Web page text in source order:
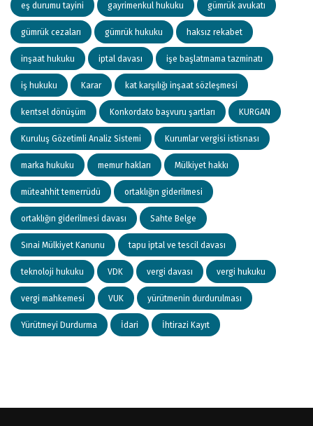
eş durumu tayini gayrimenkul hukuku gümrük avukatı
gümrük cezaları gümrük hukuku haksız rekabet
inşaat hukuku iptal davası işe başlatmama tazminatı
iş hukuku Karar kat karşılığı inşaat sözleşmesi
kentsel dönüşüm Konkordato başvuru şartları KURGAN
Kuruluş Gözetimli Analiz Sistemi Kurumlar vergisi istisnası
marka hukuku memur hakları Mülkiyet hakkı
müteahhit temerrüdü ortaklığın giderilmesi
ortaklığın giderilmesi davası Sahte Belge
Sınai Mülkiyet Kanunu tapu iptal ve tescil davası
teknoloji hukuku VDK vergi davası vergi hukuku
vergi mahkemesi VUK yürütmenin durdurulması
Yürütmeyi Durdurma İdari İhtirazi Kayıt